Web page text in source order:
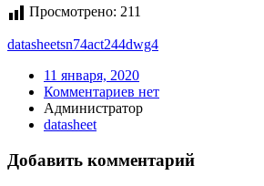
Просмотрено: 211
datasheetsn74act244dwg4
11 января, 2020
Комментариев нет
Администратор
datasheet
Добавить комментарий